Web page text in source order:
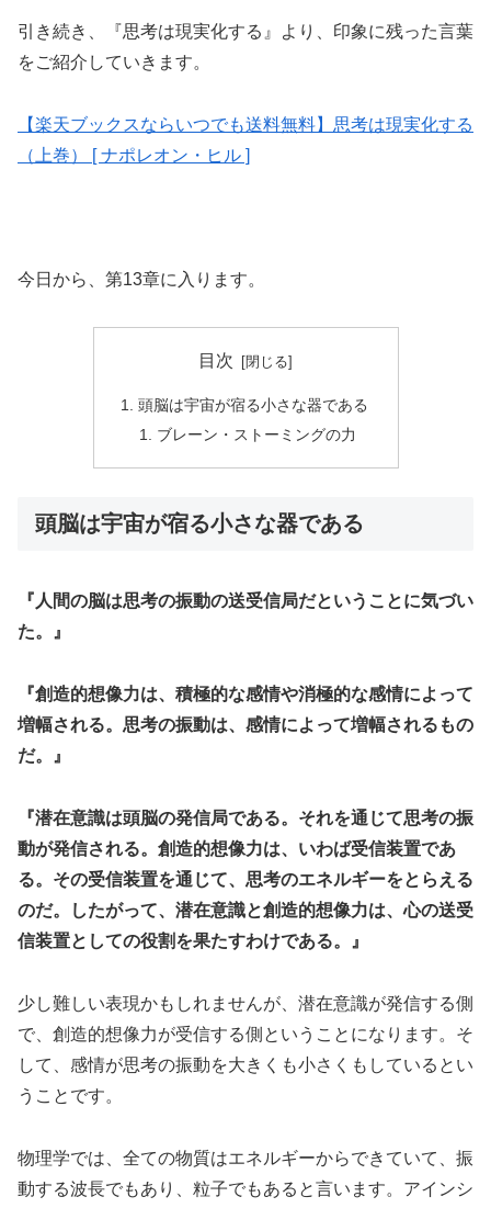
引き続き、『思考は現実化する』より、印象に残った言葉
をご紹介していきます。
【楽天ブックスならいつでも送料無料】思考は現実化する
（上巻） [ ナポレオン・ヒル ]
今日から、第13章に入ります。
目次
頭脳は宇宙が宿る小さな器である
ブレーン・ストーミングの力
頭脳は宇宙が宿る小さな器である
『人間の脳は思考の振動の送受信局だということに気づい
た。』
『創造的想像力は、積極的な感情や消極的な感情によって
増幅される。思考の振動は、感情によって増幅されるもの
だ。』
『潜在意識は頭脳の発信局である。それを通じて思考の振
動が発信される。創造的想像力は、いわば受信装置であ
る。その受信装置を通じて、思考のエネルギーをとらえる
のだ。したがって、潜在意識と創造的想像力は、心の送受
信装置としての役割を果たすわけである。』
少し難しい表現かもしれませんが、潜在意識が発信する側
で、創造的想像力が受信する側ということになります。そ
して、感情が思考の振動を大きくも小さくもしているとい
うことです。
物理学では、全ての物質はエネルギーからできていて、振
動する波長でもあり、粒子でもあると言います。アインシ